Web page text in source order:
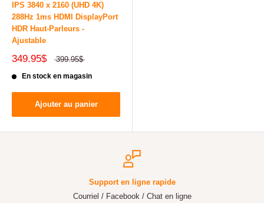
IPS 3840 x 2160 (UHD 4K)
288Hz 1ms HDMI DisplayPort
HDR Haut-Parleurs -
Ajustable
349.95$ 399.95$
En stock en magasin
Ajouter au panier
Support en ligne rapide
Courriel / Facebook / Chat en ligne